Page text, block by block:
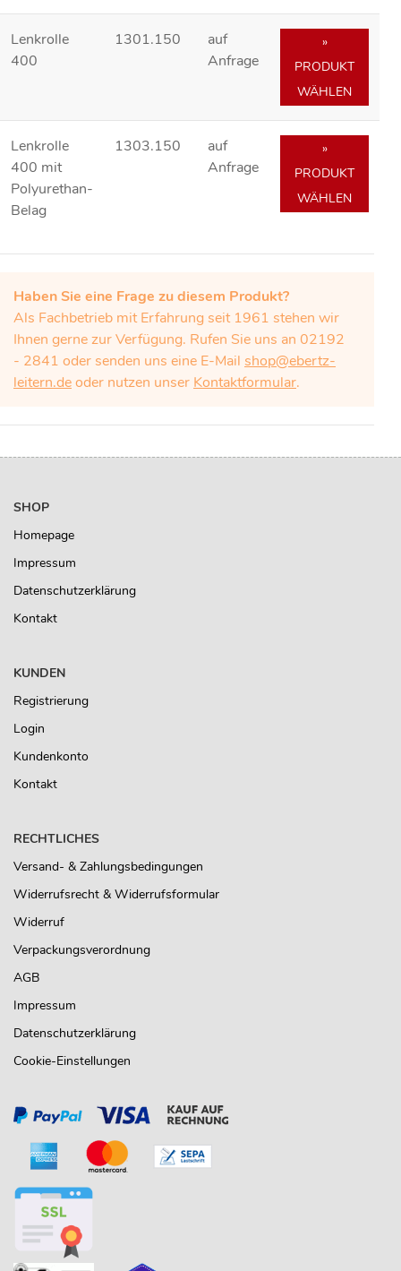
Lenkrolle
400
1301.150
auf
Anfrage
»
PRODUKT
WÄHLEN
Lenkrolle
400 mit
Polyurethan-
Belag
1303.150
auf
Anfrage
»
PRODUKT
WÄHLEN
Haben Sie eine Frage zu diesem Produkt?
Als Fachbetrieb mit Erfahrung seit 1961 stehen wir
Ihnen gerne zur Verfügung. Rufen Sie uns an 02192
- 2841 oder senden uns eine E-Mail shop@ebertz-
leitern.deoder nutzen unser Kontaktformular.
SHOP
Homepage
Impressum
Datenschutzerklärung
Kontakt
KUNDEN
Registrierung
Login
Kundenkonto
Kontakt
RECHTLICHES
Versand- & Zahlungsbedingungen
Widerrufsrecht & Widerrufsformular
Widerruf
Verpackungsverordnung
AGB
Impressum
Datenschutzerklärung
Cookie-Einstellungen